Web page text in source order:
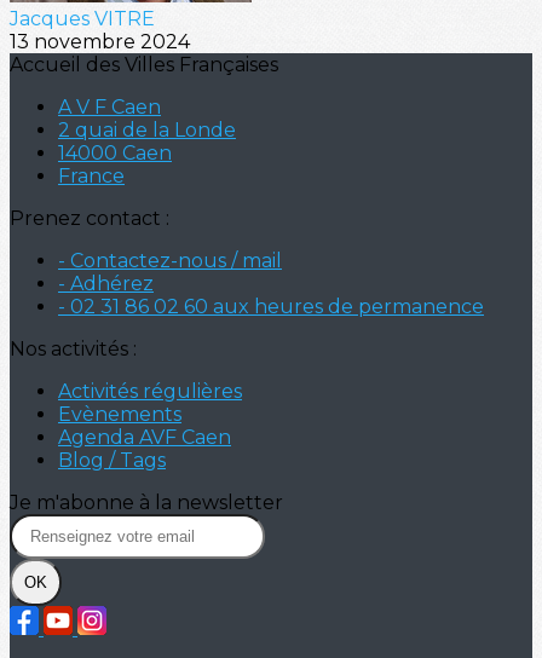
Jacques VITRE
13 novembre 2024
Accueil des Villes Françaises
A V F Caen
2 quai de la Londe
14000 Caen
France
Prenez contact :
- Contactez-nous / mail
- Adhérez
- 02 31 86 02 60 aux heures de permanence
Nos activités :
Activités régulières
Evènements
Agenda AVF Caen
Blog / Tags
Je m'abonne à la newsletter
OK